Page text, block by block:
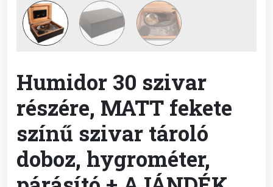
Humidor 30 szivar
részére, MATT fekete
színű szivar tároló
doboz, hygrométer,